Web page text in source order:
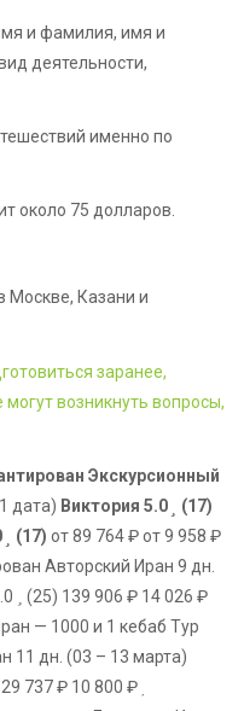
и фамилия, имя и
деятельности,
именно по
около 75 долларов.
Москве, Казани и
заранее,
возникнуть вопросы,
Экскурсионный
дата) Виктория 5.0
(17)
(17) от 89 764 ₽от 9 958 ₽
Авторский Иран 9 дн.
(25) 139 906 ₽ 14 026 ₽
— 1000 и 1 кебаб Тур
11 дн. (03 – 13 марта)
737 ₽ 10 800 ₽